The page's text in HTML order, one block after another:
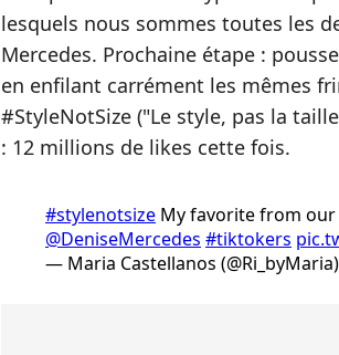
lesquels nous sommes toutes les
Mercedes. Prochaine étape :
en enfilant carrément les mêmes
#StyleNotSize ("Le style, pas la
: 12 millions de likes cette fois.
#stylenotsize My favorite from
@DeniseMercedes #tiktokers
— Maria Castellanos (@Ri_byMaria)